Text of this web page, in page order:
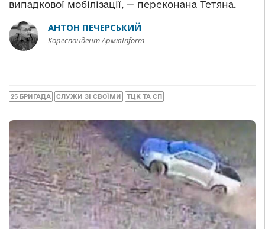
випадкової мобілізації, — переконана Тетяна.
АНТОН ПЕЧЕРСЬКИЙ
Кореспондент АрміяInform
25 БРИГАДА СЛУЖИ ЗІ СВОЇМИ ТЦК ТА СП